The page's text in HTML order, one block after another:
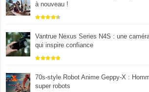
à nouveau !
Vantrue Nexus Series N4S : une
qui inspire confiance
70s-style Robot Anime Geppy-X :
super robots